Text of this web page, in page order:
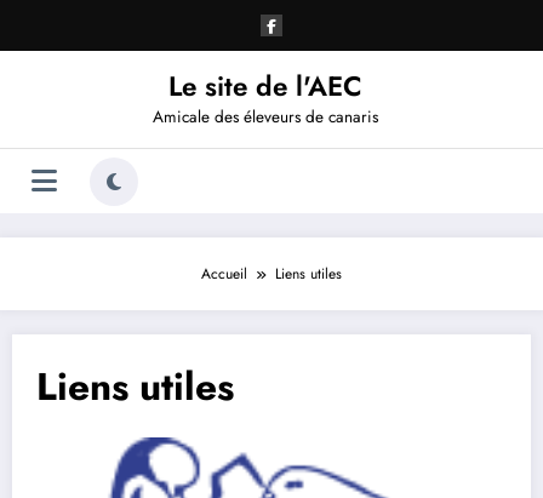
contenu
Le site de l'AEC
Amicale des éleveurs de canaris
Accueil Liens utiles
Liens utiles